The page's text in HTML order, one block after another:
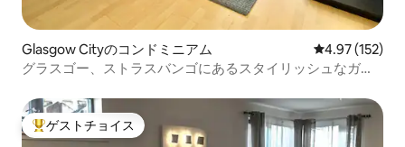
Glasgow Cityのコンドミニアム レビュー152
4.97 (152)
グラスゴー、ストラスバンゴにあるスタイリッシュなガー
大好評のゲストチョイスです。
ゲストチョイス